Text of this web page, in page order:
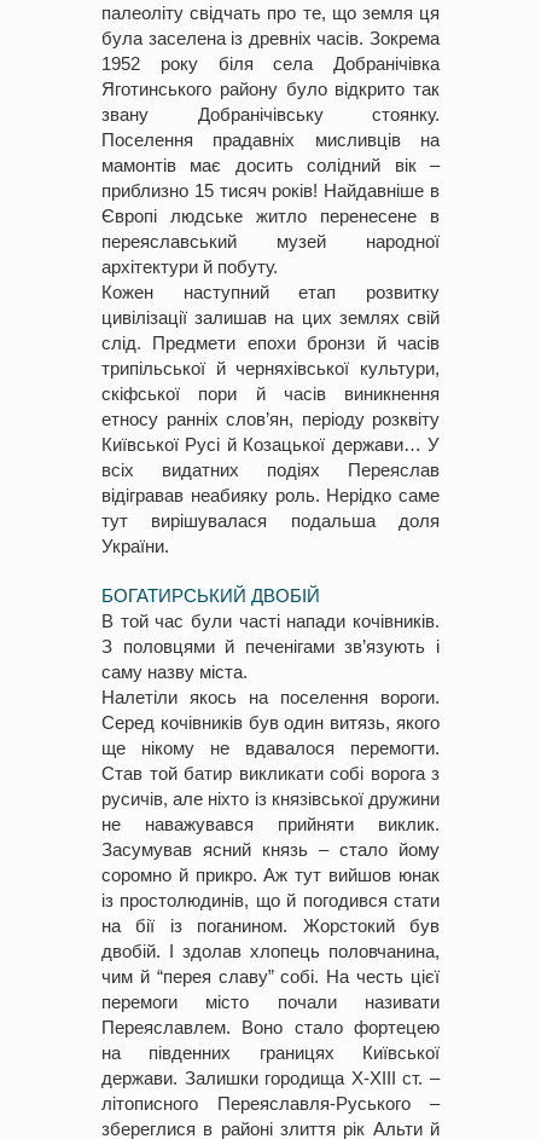
палеоліту свідчать про те, що земля ця
була заселена із древніх часів. Зокрема
1952 року біля села Добранічівка
Яготинського району було відкрито так
звану Добранічівську стоянку.
Поселення прадавніх мисливців на
мамонтів має досить солідний вік –
приблизно 15 тисяч років! Найдавніше в
Європі людське житло перенесене в
переяславський музей народної
архітектури й побуту.
Кожен наступний етап розвитку
цивілізації залишав на цих землях свій
слід. Предмети епохи бронзи й часів
трипільської й черняхівської культури,
скіфської пори й часів виникнення
етносу ранніх слов’ян, періоду розквіту
Київської Русі й Козацької держави… У
всіх видатних подіях Переяслав
відігравав неабияку роль. Нерідко саме
тут вирішувалася подальша доля
України.
БОГАТИРСЬКИЙ ДВОБІЙ
В той час були часті напади кочівників.
З половцями й печенігами зв’язують і
саму назву міста.
Налетіли якось на поселення вороги.
Серед кочівників був один витязь, якого
ще нікому не вдавалося перемогти.
Став той батир викликати собі ворога з
русичів, але ніхто із князівської дружини
не наважувався прийняти виклик.
Засумував ясний князь – стало йому
соромно й прикро. Аж тут вийшов юнак
із простолюдинів, що й погодився стати
на бії із поганином. Жорстокий був
двобій. І здолав хлопець половчанина,
чим й “перея славу” собі. На честь цієї
перемоги місто почали називати
Переяславлем. Воно стало фортецею
на південних границях Київської
держави. Залишки городища Х-ХІІІ ст. –
літописного Переяславля-Руського –
збереглися в районі злиття рік Альти й